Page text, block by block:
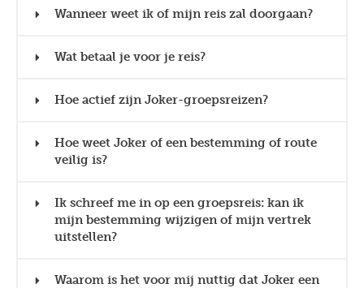
Wanneer weet ik of mijn reis zal doorgaan?
Wat betaal je voor je reis?
Hoe actief zijn Joker-groepsreizen?
Hoe weet Joker of een bestemming of route
veilig is?
Ik schreef me in op een groepsreis: kan ik
mijn bestemming wijzigen of mijn vertrek
uitstellen?
Waarom is het voor mij nuttig dat Joker een